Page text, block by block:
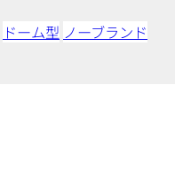
ドーム型 ノーブランド